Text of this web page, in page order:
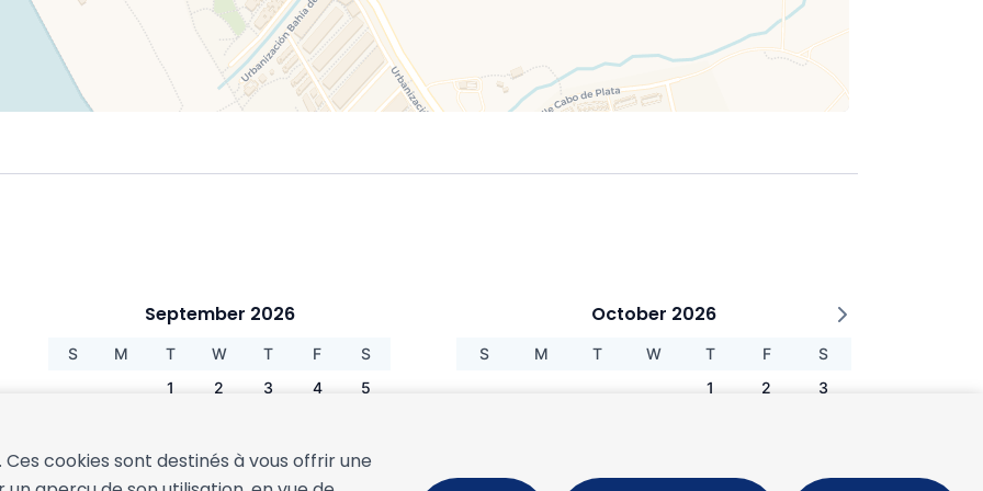
cookies sont destinés à vous offrir une
September 2026
S M T W T F
S
1
2 3 4
5
13
14 15 16 17 18
19
October 2026
S M T W T F
S
1
2
3